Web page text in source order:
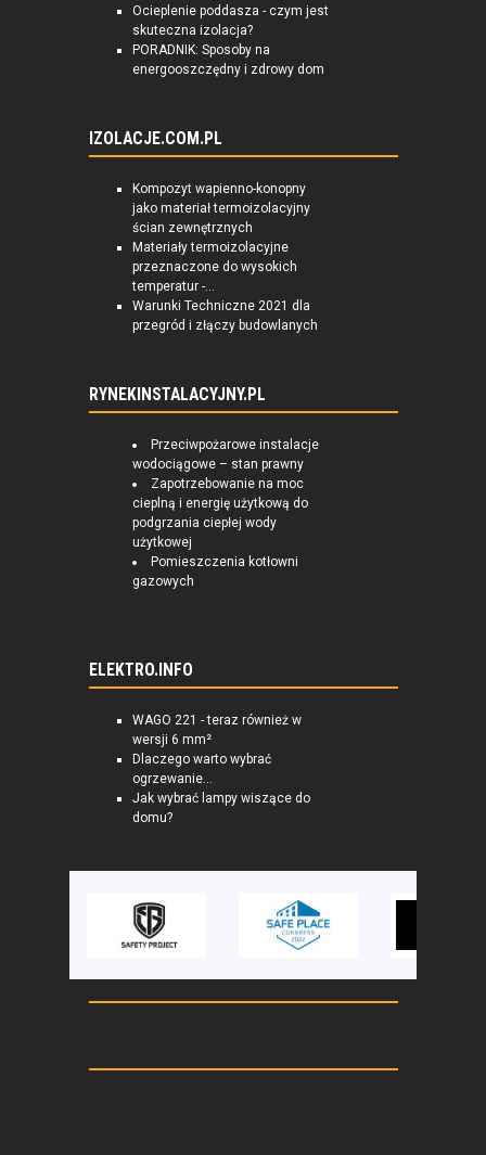
Ocieplenie poddasza - czym jest
skuteczna izolacja?
PORADNIK: Sposoby na
energooszczędny i zdrowy dom
IZOLACJE.COM.PL
Kompozyt wapienno-konopny
jako materiał termoizolacyjny
ścian zewnętrznych
Materiały termoizolacyjne
przeznaczone do wysokich
temperatur -...
Warunki Techniczne 2021 dla
przegród i złączy budowlanych
RYNEKINSTALACYJNY.PL
Przeciwpożarowe instalacje
wodociągowe – stan prawny
Zapotrzebowanie na moc
cieplną i energię użytkową do
podgrzania ciepłej wody
użytkowej
Pomieszczenia kotłowni
gazowych
ELEKTRO.INFO
WAGO 221 - teraz również w
wersji 6 mm²
Dlaczego warto wybrać
ogrzewanie...
Jak wybrać lampy wiszące do
domu?